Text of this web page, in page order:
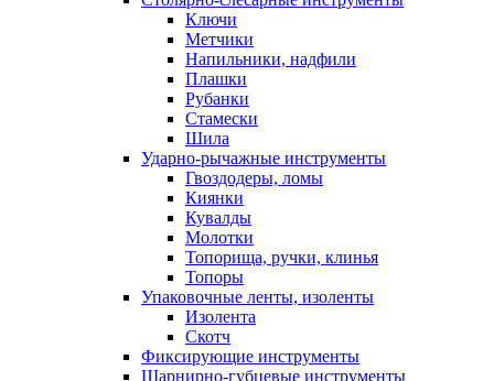
Ключи
Метчики
Напильники, надфили
Плашки
Рубанки
Стамески
Шила
Ударно-рычажные инструменты
Гвоздодеры, ломы
Киянки
Кувалды
Молотки
Топорища, ручки, клинья
Топоры
Упаковочные ленты, изоленты
Изолента
Скотч
Фиксирующие инструменты
Шарнирно-губцевые инструменты